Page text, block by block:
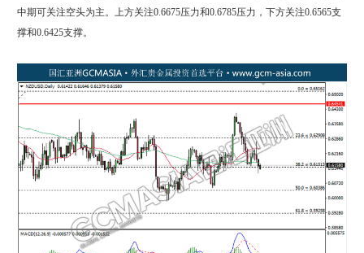
中期可关注空头为主。上方关注0.6675压力和0.6785压力，下方关注0.6565支
撑和0.6425支撑。